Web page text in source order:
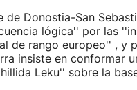
de Donostia-San
lógica'' por las
de rango europeo'' , y
insiste en conformar
Leku'' sobre la